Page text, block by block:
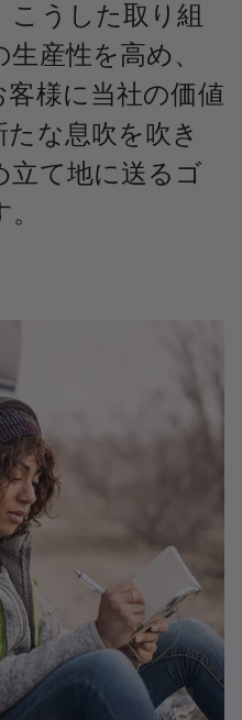
こうした取り組
産性を高め、
様に当社の価値
な息吹を吹き
立て地に送るゴ